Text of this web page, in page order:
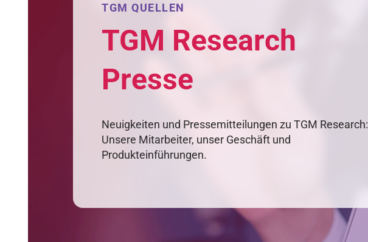
TGM QUELLEN
TGM Research
Presse
Neuigkeiten und Pressemitteilungen zu TGM Research:
Unsere Mitarbeiter, unser Geschäft und
Produkteinführungen.